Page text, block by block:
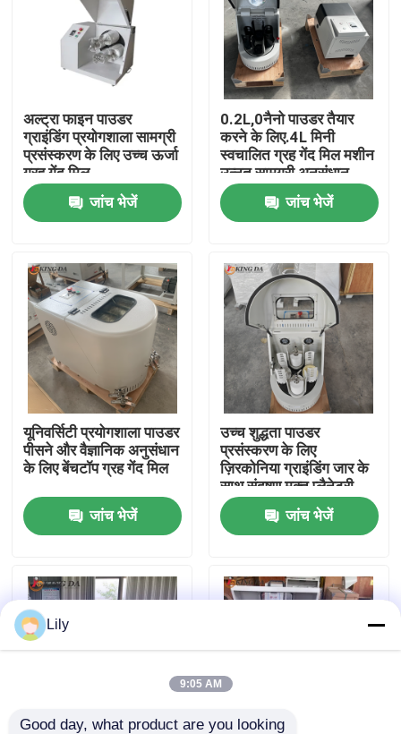
होम
उत्पाद
हमारे बारे में
फैक्टरी यात्रा
गुणवत्ता नियंत्रण
हमसे संपर्क करें
ग्रहों की गेंद मिल
लैब बॉल मिल
अल्ट्रा फाइन पाउडर
ग्राइंडिंग प्रयोगशाला सामग्री
प्रसंस्करण के लिए उच्च ऊर्जा
ग्रह गेंद मिल
जांच भेजें
0.2L,0नैनो पाउडर तैयार
करने के लिए.4L मिनी
स्वचालित ग्रह गेंद मिल मशीन
उन्नत सामग्री अनुसंधान
जांच भेजें
यूनिवर्सिटी प्रयोगशाला पाउडर
पीसने और वैज्ञानिक अनुसंधान
के लिए बेंचटॉप ग्रह गेंद मिल
जांच भेजें
उच्च शुद्धता पाउडर
प्रसंस्करण के लिए
ज़िरकोनिया ग्राइंडिंग जार के
साथ संदूषण मुक्त प्लैनेटरी
बॉल मिल
जांच भेजें
Lily
9:05 AM
Good day, what product are you looking